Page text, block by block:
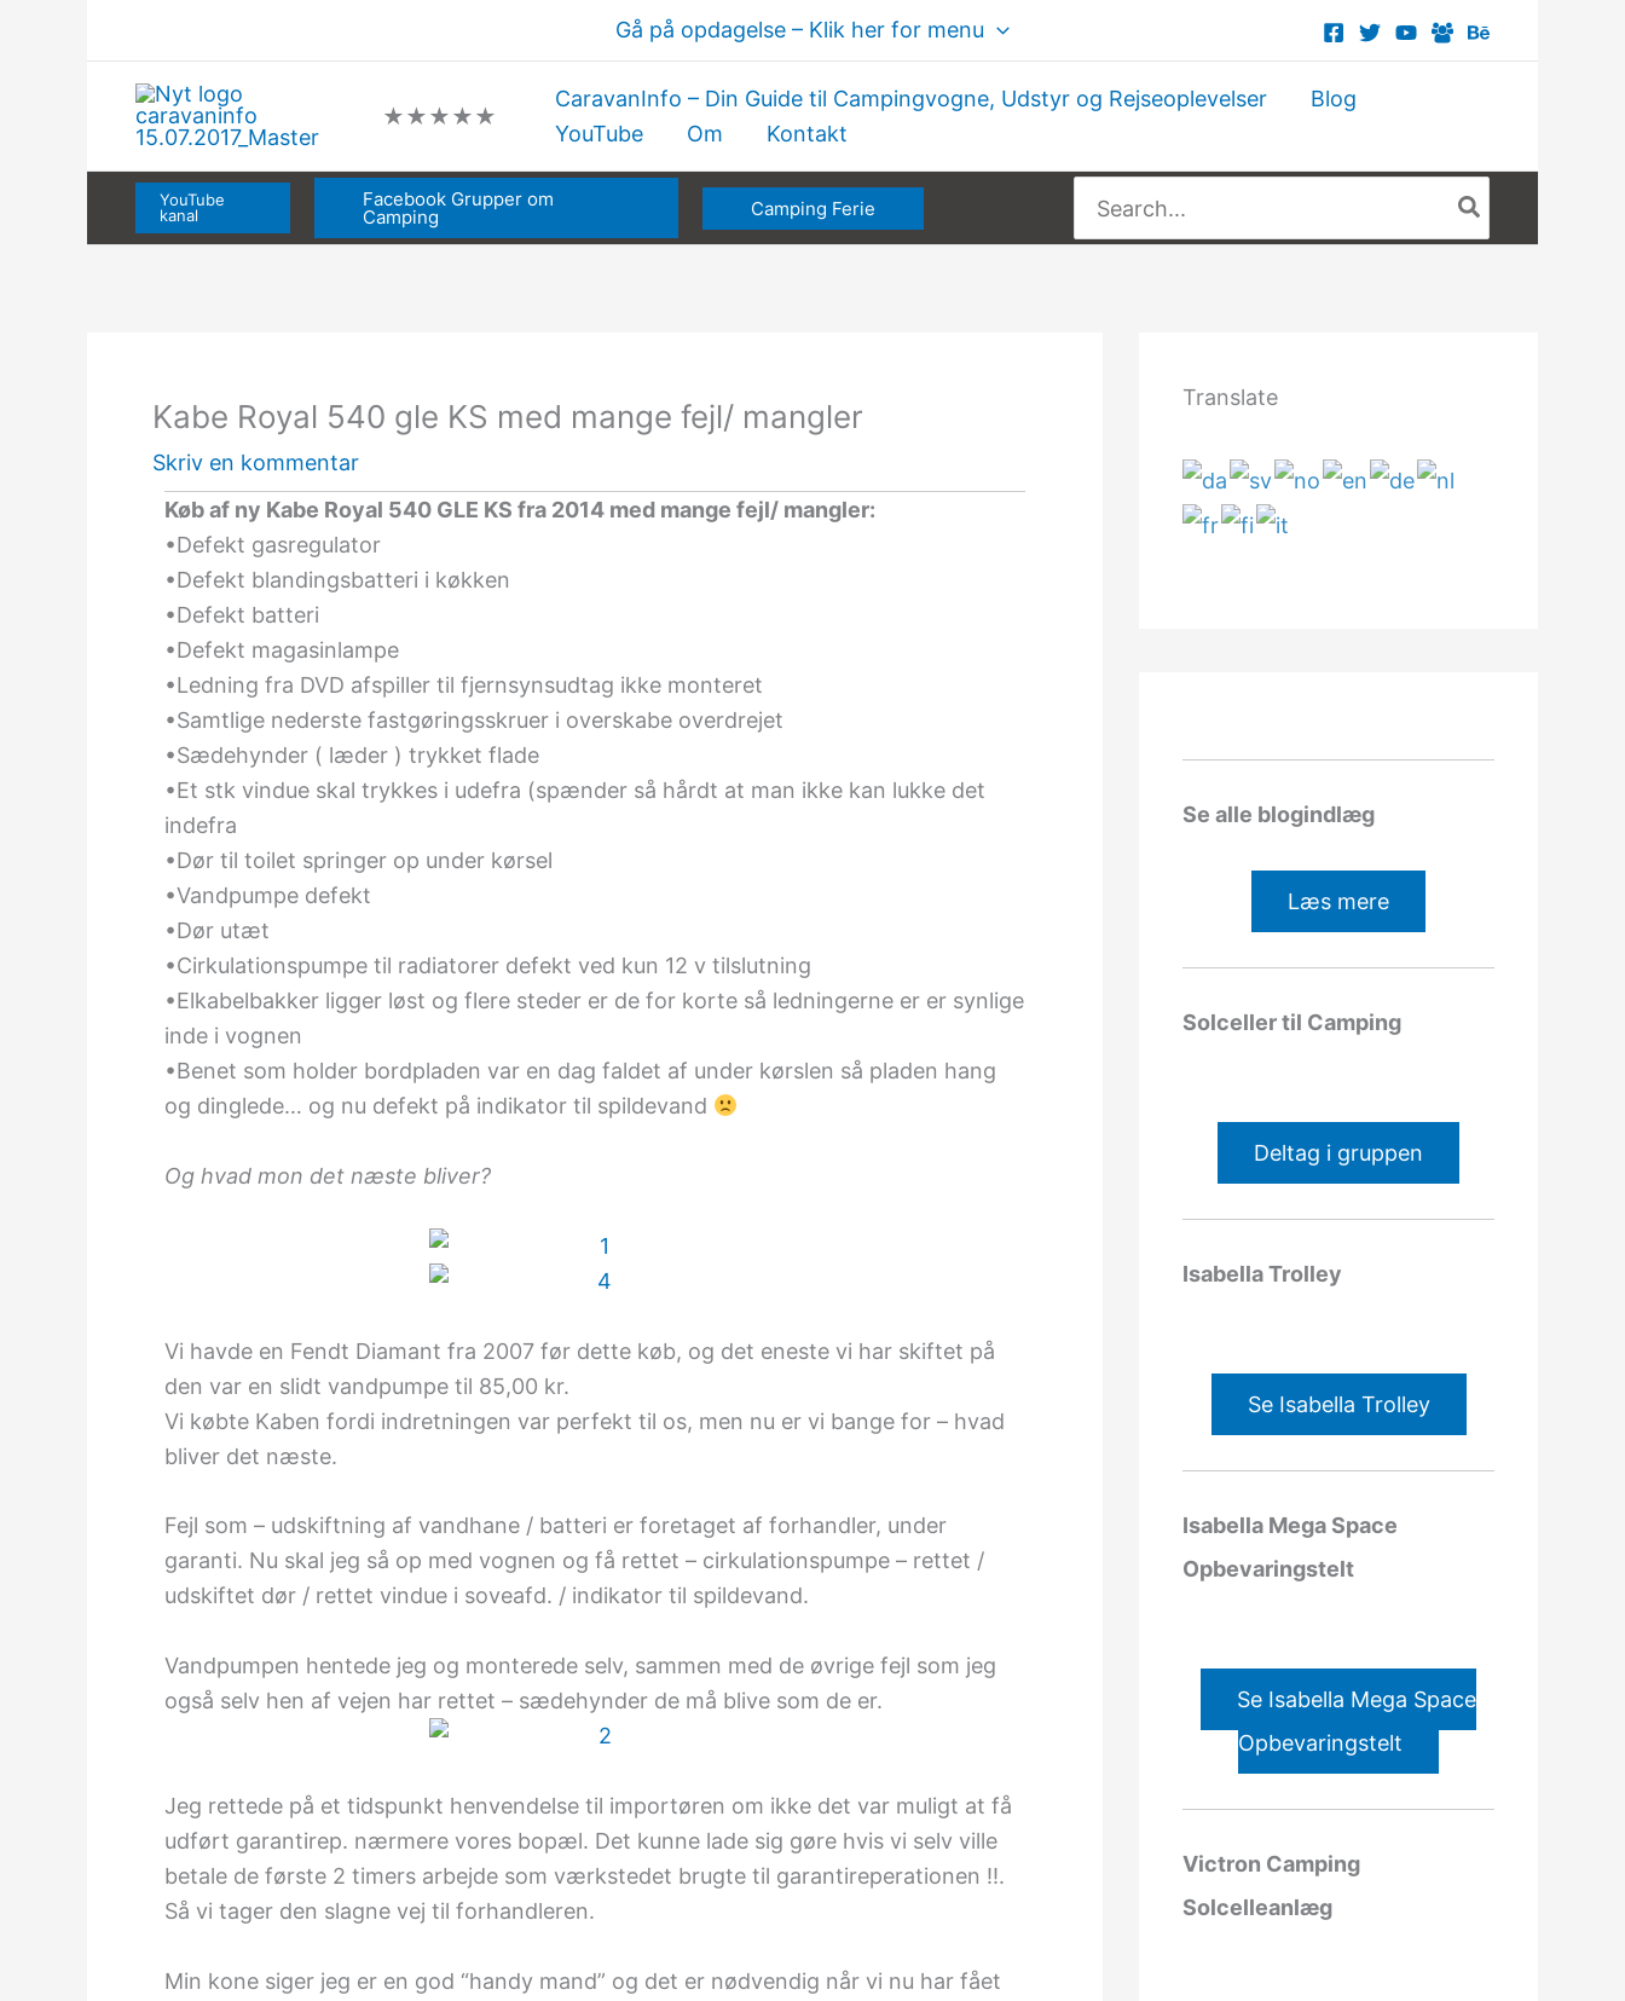
Gå på opdagelse – Klik her for menu
★★★★★
CaravanInfo – Din Guide til Campingvogne, Udstyr og Rejseoplevelser
Blog
YouTube
Om Kontakt
YouTube
kanal
Facebook Grupper om
Camping Camping Ferie
efter:
Kabe Royal 540 gle KS med mange fejl/ mangler
Skriv en kommentar
Køb af ny Kabe Royal 540 GLE KS fra 2014 med mange fejl/ mangler:
•Defekt gasregulator
•Defekt blandingsbatteri i køkken
•Defekt batteri
•Defekt magasinlampe
•Ledning fra DVD afspiller til fjernsynsudtag ikke monteret
•Samtlige nederste fastgøringsskruer i overskabe overdrejet
•Sædehynder ( læder ) trykket flade
•Et stk vindue skal trykkes i udefra (spænder så hårdt at man ikke kan lukke det
indefra
•Dør til toilet springer op under kørsel
•Vandpumpe defekt
•Dør utæt
•Cirkulationspumpe til radiatorer defekt ved kun 12 v tilslutning
•Elkabelbakker ligger løst og flere steder er de for korte så ledningerne er er synlige
inde i vognen
•Benet som holder bordpladen var en dag faldet af under kørslen så pladen hang
og dinglede… og nu defekt på indikator til spildevand
Og hvad mon det næste bliver?
Vi havde en Fendt Diamant fra 2007 før dette køb, og det eneste vi har skiftet på
den var en slidt vandpumpe til 85,00 kr.
Vi købte Kaben fordi indretningen var perfekt til os, men nu er vi bange for – hvad
bliver det næste.
Fejl som – udskiftning af vandhane / batteri er foretaget af forhandler, under
garanti. Nu skal jeg så op med vognen og få rettet – cirkulationspumpe – rettet /
udskiftet dør / rettet vindue i soveafd. / indikator til spildevand.
Vandpumpen hentede jeg og monterede selv, sammen med de øvrige fejl som jeg
også selv hen af vejen har rettet – sædehynder de må blive som de er.
Jeg rettede på et tidspunkt henvendelse til importøren om ikke det var muligt at få
udført garantirep. nærmere vores bopæl. Det kunne lade sig gøre hvis vi selv ville
betale de første 2 timers arbejde som værkstedet brugte til garantireperationen !!.
Så vi tager den slagne vej til forhandleren.
Min kone siger jeg er en god “handy mand” og det er nødvendig når vi nu har fået
Translate
Se alle blogindlæg
Læs mere
Solceller til Camping
Deltag i gruppen
Isabella Trolley
Se Isabella Trolley
Isabella Mega Space
Opbevaringstelt
Se Isabella Mega Space
Opbevaringstelt
Victron Camping
Solcelleanlæg